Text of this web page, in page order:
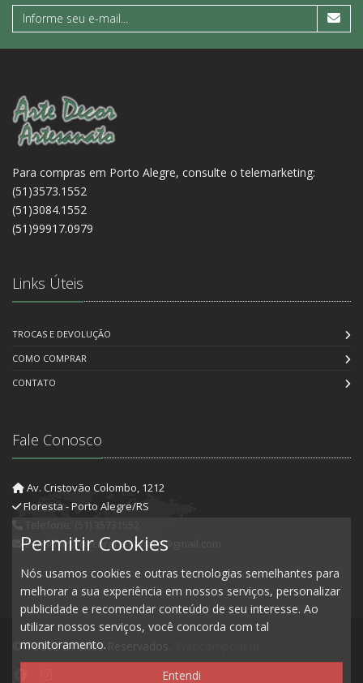
Para compras em Porto Alegre, consulte o telemarketing:
(51)3573.1552
(51)3084.1552
(51)99917.0979
Links Úteis
TROCAS E DEVOLUÇÃO
COMO COMPRAR
CONTATO
Fale Conosco
Av. Cristovão Colombo, 1212
Floresta - Porto Alegre/RS
E-mail: artedecorartesanato@gmail.com
© Todos Direitos Reservados.
Permitir Cookies
Nós usamos cookies e outras tecnologias semelhantes para
melhorar a sua experiência em nossos serviços, personalizar
publicidade e recomendar conteúdo de seu interesse. Ao
utilizar nossos serviços, você concorda com tal
monitoramento.
Entendi